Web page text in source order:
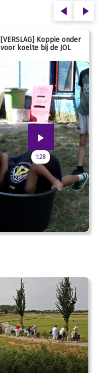
[VERSLAG] Koppie onder
voor koelte bij de JOL
1:28